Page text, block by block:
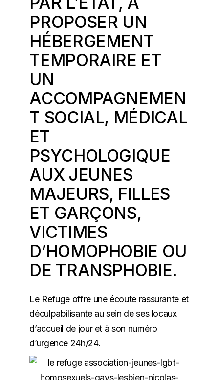
PROPOSER UN
HÉBERGEMENT
TEMPORAIRE ET
UN
ACCOMPAGNEMEN
T SOCIAL, MÉDICAL
ET
PSYCHOLOGIQUE
AUX JEUNES
MAJEURS, FILLES
ET GARÇONS,
VICTIMES
D’HOMOPHOBIE OU
DE TRANSPHOBIE.
Le Refuge offre une écoute rassurante et
déculpabilisante au sein de ses locaux
d’accueil de jour et à son numéro
d’urgence 24h/24.